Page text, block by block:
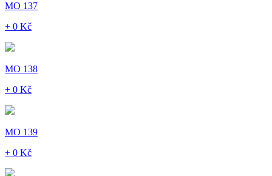
MO 137
+ 0 Kč
MO 138
+ 0 Kč
MO 139
+ 0 Kč